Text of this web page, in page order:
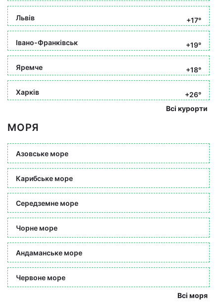
Львів +17°
Івано-Франківськ +19°
Яремче +18°
Харків
+26°
Всі курорти
МОРЯ
Азовське море
Карибське море
Середземне море
Чорне море
Андаманське море
Червоне море
Всі моря